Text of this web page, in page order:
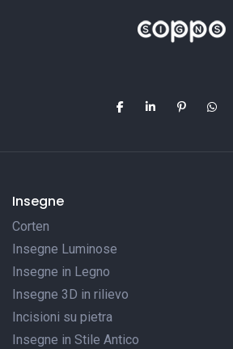
Insegne
Corten
Insegne Luminose
Insegne in Legno
Insegne 3D in rilievo
Incisioni su pietra
Insegne in Stile Antico